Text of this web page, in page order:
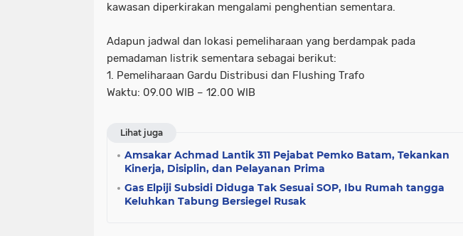
kawasan diperkirakan mengalami penghentian sementara.
Adapun jadwal dan lokasi pemeliharaan yang berdampak pada
pemadaman listrik sementara sebagai berikut:
1. Pemeliharaan Gardu Distribusi dan Flushing Trafo
Waktu: 09.00 WIB – 12.00 WIB
Lihat juga
Amsakar Achmad Lantik 311 Pejabat Pemko Batam, Tekankan
Kinerja, Disiplin, dan Pelayanan Prima
Gas Elpiji Subsidi Diduga Tak Sesuai SOP, Ibu Rumah tangga
Keluhkan Tabung Bersiegel Rusak